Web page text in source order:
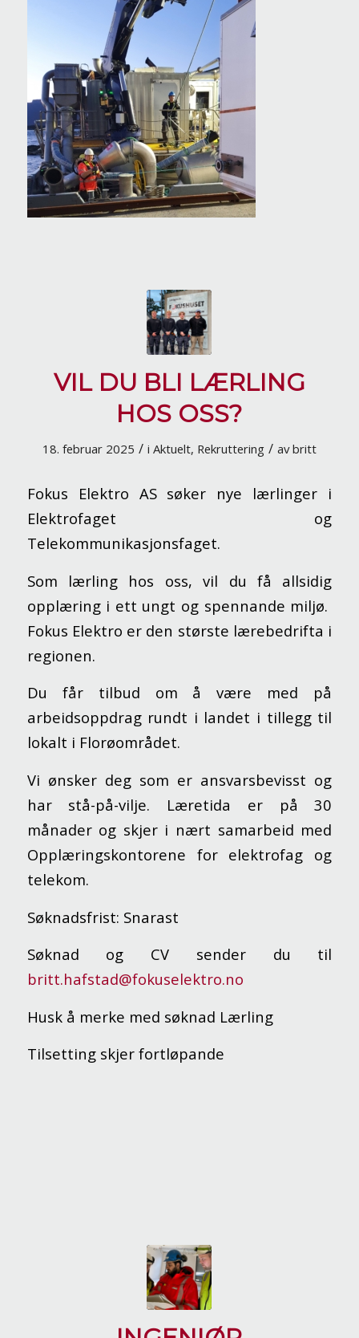
VIL DU BLI LÆRLING
HOS OSS?
18. februar 2025 / i Aktuelt, Rekruttering / avbritt
Fokus Elektro AS søker nye lærlinger i
Elektrofaget og
Telekommunikasjonsfaget.
Som lærling hos oss, vil du få allsidig
opplæring i ett ungt og spennande miljø.
Fokus Elektro er den største lærebedrifta i
regionen.
Du får tilbud om å være med på
arbeidsoppdrag rundt i landet i tillegg til
lokalt i Florøområdet.
Vi ønsker deg som er ansvarsbevisst og
har stå-på-vilje. Læretida er på 30
månader og skjer i nært samarbeid med
Opplæringskontorene for elektrofag og
telekom.
Søknadsfrist: Snarast
Søknad og CV sender du til
britt.hafstad@fokuselektro.no
Husk å merke med søknad Lærling
Tilsetting skjer fortløpande